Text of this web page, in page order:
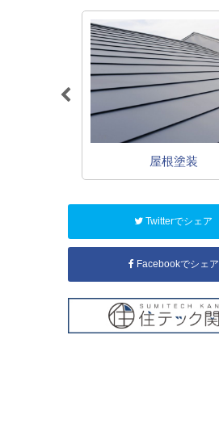
屋根塗装
Twitterでシェア
Facebookでシェア